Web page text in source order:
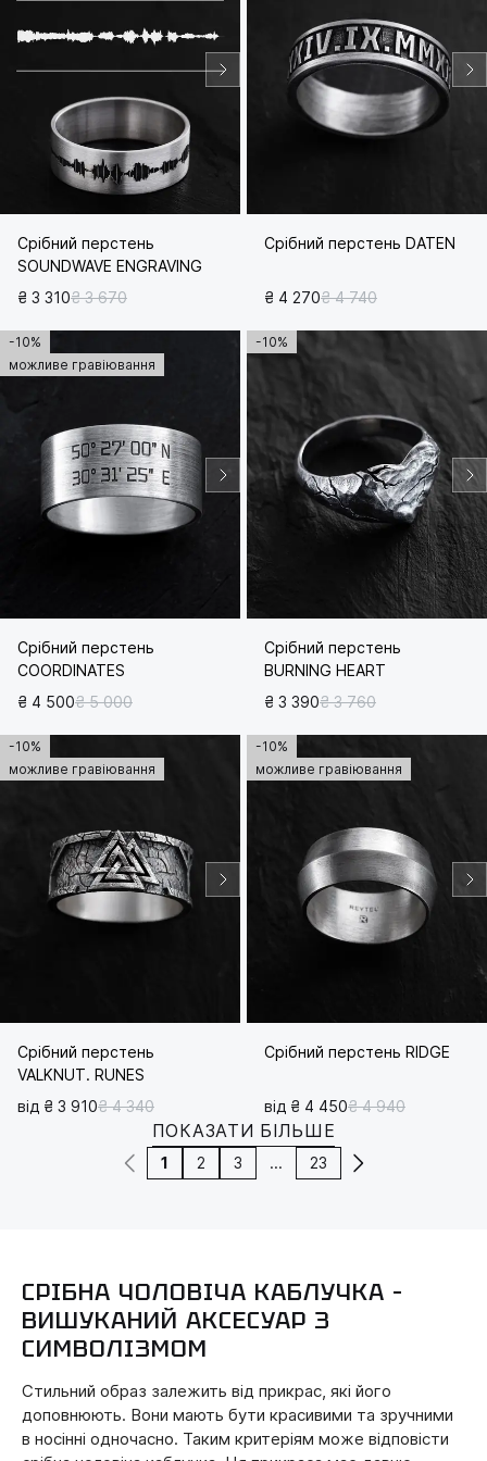
Срібний перстень
SOUNDWAVE ENGRAVING
₴ 3 310₴ 3 670
Срібний перстень DATEN
₴ 4 270₴ 4 740
-10%
можливе гравіювання
Срібний перстень
COORDINATES
₴ 4 500₴ 5 000
-10%
Срібний перстень
BURNING HEART
₴ 3 390₴ 3 760
-10%
можливе гравіювання
Срібний перстень
VALKNUT. RUNES
від ₴ 3 910₴ 4 340
-10%
можливе гравіювання
Срібний перстень RIDGE
від ₴ 4 450₴ 4 940
ПОКАЗАТИ БІЛЬШЕ
1 2 3 ... 23
СРІБНА ЧОЛОВІЧА КАБЛУЧКА –
ВИШУКАНИЙ АКСЕСУАР З
СИМВОЛІЗМОМ
Стильний образ залежить від прикрас, які його
доповнюють. Вони мають бути красивими та зручними
в носінні одночасно. Таким критеріям може відповісти